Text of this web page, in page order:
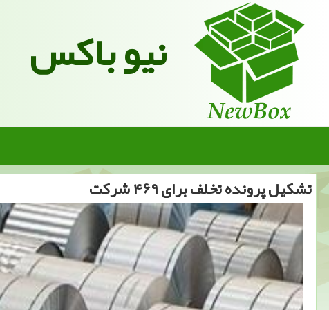
نیو باکس
تشكیل پرونده تخلف برای ۴۶۹ شركت